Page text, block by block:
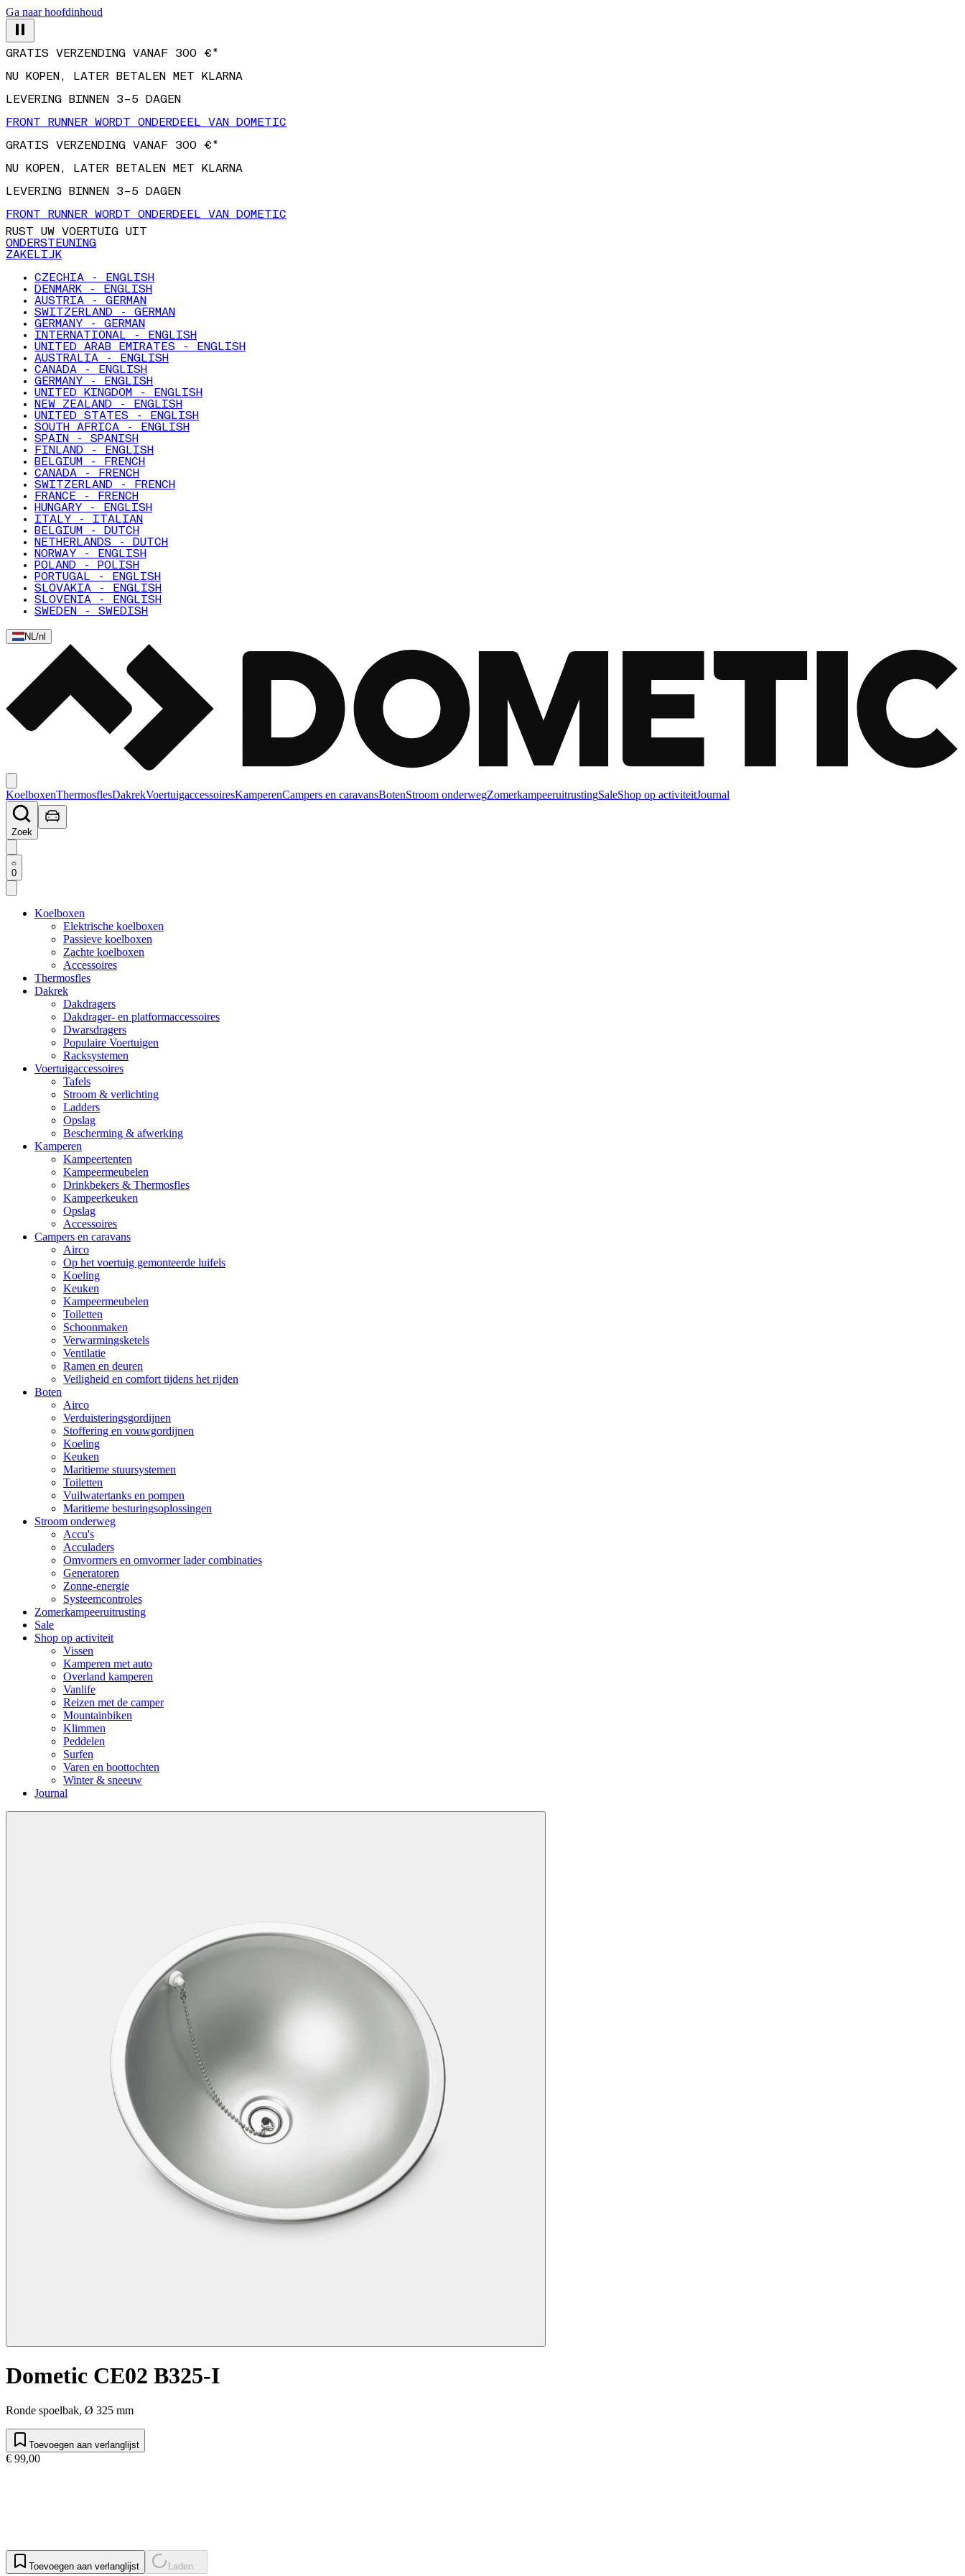
Ga naar hoofdinhoud
GRATIS VERZENDING VANAF 300 €*
NU KOPEN, LATER BETALEN MET KLARNA
LEVERING BINNEN 3–5 DAGEN
FRONT RUNNER WORDT ONDERDEEL VAN DOMETIC
GRATIS VERZENDING VANAF 300 €*
NU KOPEN, LATER BETALEN MET KLARNA
LEVERING BINNEN 3–5 DAGEN
FRONT RUNNER WORDT ONDERDEEL VAN DOMETIC
RUST UW VOERTUIG UIT
ONDERSTEUNING
ZAKELIJK
CZECHIA - ENGLISH
DENMARK - ENGLISH
AUSTRIA - GERMAN
SWITZERLAND - GERMAN
GERMANY - GERMAN
INTERNATIONAL - ENGLISH
UNITED ARAB EMIRATES - ENGLISH
AUSTRALIA - ENGLISH
CANADA - ENGLISH
GERMANY - ENGLISH
UNITED KINGDOM - ENGLISH
NEW ZEALAND - ENGLISH
UNITED STATES - ENGLISH
SOUTH AFRICA - ENGLISH
SPAIN - SPANISH
FINLAND - ENGLISH
BELGIUM - FRENCH
CANADA - FRENCH
SWITZERLAND - FRENCH
FRANCE - FRENCH
HUNGARY - ENGLISH
ITALY - ITALIAN
BELGIUM - DUTCH
NETHERLANDS - DUTCH
NORWAY - ENGLISH
POLAND - POLISH
PORTUGAL - ENGLISH
SLOVAKIA - ENGLISH
SLOVENIA - ENGLISH
SWEDEN - SWEDISH
NL/nl
KoelboxenThermosflesDakrekVoertuigaccessoiresKamperenCampers en caravansBotenStroom onderwegZomerkampeeruitrustingSaleShop op activiteitJournal
Zoek
0
Koelboxen
Elektrische koelboxen
Passieve koelboxen
Zachte koelboxen
Accessoires
Thermosfles
Dakrek
Dakdragers
Dakdrager- en platformaccessoires
Dwarsdragers
Populaire Voertuigen
Racksystemen
Voertuigaccessoires
Tafels
Stroom & verlichting
Ladders
Opslag
Bescherming & afwerking
Kamperen
Kampeertenten
Kampeermeubelen
Drinkbekers & Thermosfles
Kampeerkeuken
Opslag
Accessoires
Campers en caravans
Airco
Op het voertuig gemonteerde luifels
Koeling
Keuken
Kampeermeubelen
Toiletten
Schoonmaken
Verwarmingsketels
Ventilatie
Ramen en deuren
Veiligheid en comfort tijdens het rijden
Boten
Airco
Verduisteringsgordijnen
Stoffering en vouwgordijnen
Koeling
Keuken
Maritieme stuursystemen
Toiletten
Vuilwatertanks en pompen
Maritieme besturingsoplossingen
Stroom onderweg
Accu's
Acculaders
Omvormers en omvormer lader combinaties
Generatoren
Zonne-energie
Systeemcontroles
Zomerkampeeruitrusting
Sale
Shop op activiteit
Vissen
Kamperen met auto
Overland kamperen
Vanlife
Reizen met de camper
Mountainbiken
Klimmen
Peddelen
Surfen
Varen en boottochten
Winter & sneeuw
Journal
Dometic CE02 B325-I
Ronde spoelbak, Ø 325 mm
Toevoegen aan verlanglijst
€ 99,00
Toevoegen aan verlanglijst Laden...